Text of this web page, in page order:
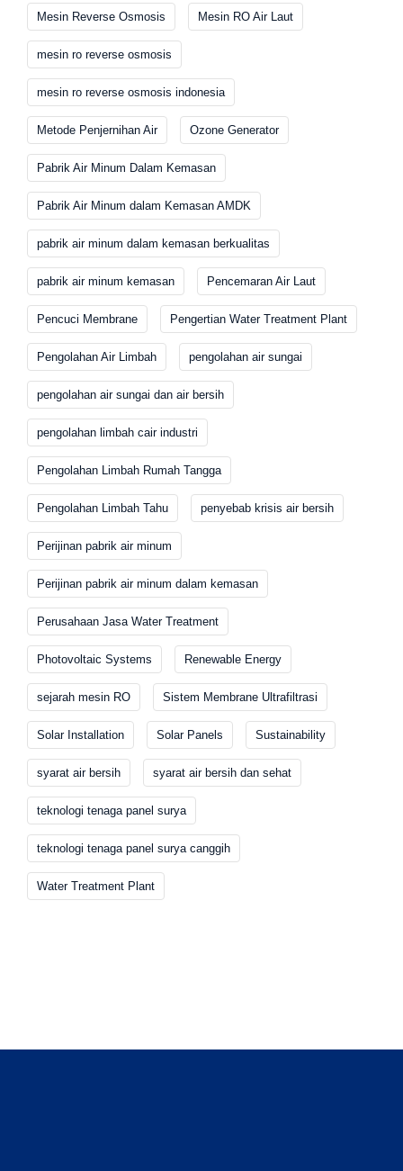
Mesin Reverse Osmosis Mesin RO Air Laut
mesin ro reverse osmosis
mesin ro reverse osmosis indonesia
Metode Penjernihan Air Ozone Generator
Pabrik Air Minum Dalam Kemasan
Pabrik Air Minum dalam Kemasan AMDK
pabrik air minum dalam kemasan berkualitas
pabrik air minum kemasan Pencemaran Air Laut
Pencuci Membrane Pengertian Water Treatment Plant
Pengolahan Air Limbah pengolahan air sungai
pengolahan air sungai dan air bersih
pengolahan limbah cair industri
Pengolahan Limbah Rumah Tangga
Pengolahan Limbah Tahu penyebab krisis air bersih
Perijinan pabrik air minum
Perijinan pabrik air minum dalam kemasan
Perusahaan Jasa Water Treatment
Photovoltaic Systems Renewable Energy
sejarah mesin RO Sistem Membrane Ultrafiltrasi
Solar Installation Solar Panels Sustainability
syarat air bersih syarat air bersih dan sehat
teknologi tenaga panel surya
teknologi tenaga panel surya canggih
Water Treatment Plant